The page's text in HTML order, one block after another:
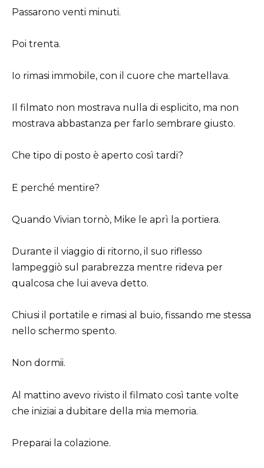
Passarono venti minuti.
Poi trenta.
Io rimasi immobile, con il cuore che martellava.
Il filmato non mostrava nulla di esplicito, ma non
mostrava abbastanza per farlo sembrare giusto.
Che tipo di posto è aperto così tardi?
E perché mentire?
Quando Vivian tornò, Mike le aprì la portiera.
Durante il viaggio di ritorno, il suo riflesso
lampeggiò sul parabrezza mentre rideva per
qualcosa che lui aveva detto.
Chiusi il portatile e rimasi al buio, fissando me stessa
nello schermo spento.
Non dormii.
Al mattino avevo rivisto il filmato così tante volte
che iniziai a dubitare della mia memoria.
Preparai la colazione.